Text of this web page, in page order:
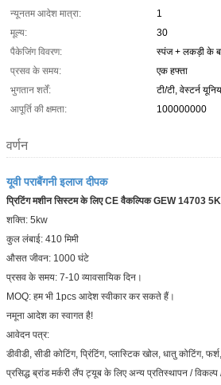
न्यूनतम आदेश मात्रा:
1
मूल्य:
30
पैकेजिंग विवरण:
स्पंज + लकड़ी के
प्रसव के समय:
एक हफ्ता
भुगतान शर्तें:
टी/टी, वेस्टर्न
आपूर्ति की क्षमता:
100000000
वर्णन
यूवी पराबैंगनी इलाज दीपक
प्रिटिंग मशीन सिस्टम के लिए CE वैकल्पिक GEW 14703
शक्ति: 5kw
कुल लंबाई: 410 मिमी
औसत जीवन: 1000 घंटे
प्रसव के समय: 7-10 व्यावसायिक दिन।
MOQ: हम भी 1pcs आदेश स्वीकार कर सकते हैं।
नमूना आदेश का स्वागत है!
आवेदन पत्र:
डीवीडी, सीडी कोटिंग, प्रिंटिंग, प्लास्टिक खोल, धातु कोटिंग,
प्रसिद्ध ब्रांड मर्करी लैंप ट्यूब के लिए अन्य प्रतिस्थापन / विकल्प